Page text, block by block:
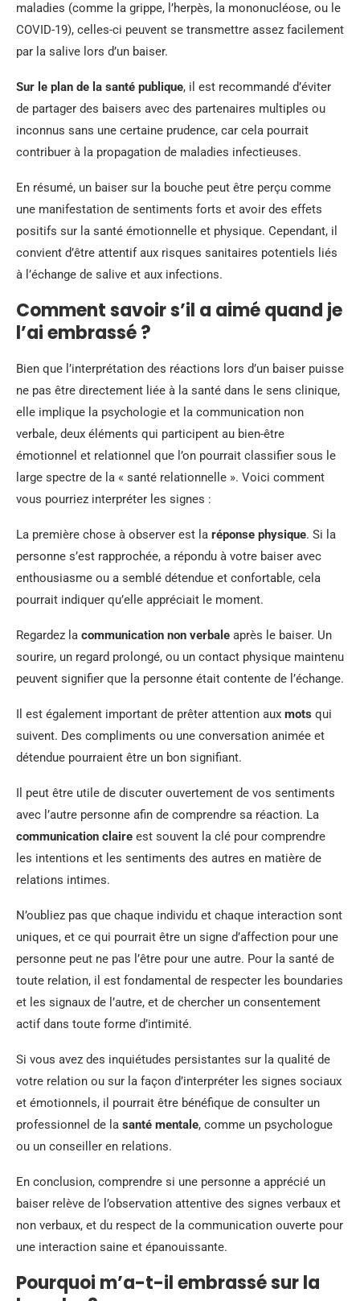
maladies (comme la grippe, l’herpès, la mononucléose, ou le
COVID-19), celles-ci peuvent se transmettre assez facilement
par la salive lors d’un baiser.
Sur le plan de la santé publique, il est recommandé d’éviter
de partager des baisers avec des partenaires multiples ou
inconnus sans une certaine prudence, car cela pourrait
contribuer à la propagation de maladies infectieuses.
En résumé, un baiser sur la bouche peut être perçu comme
une manifestation de sentiments forts et avoir des effets
positifs sur la santé émotionnelle et physique. Cependant, il
convient d’être attentif aux risques sanitaires potentiels liés
à l’échange de salive et aux infections.
Comment savoir s’il a aimé quand je
l’ai embrassé ?
Bien que l’interprétation des réactions lors d’un baiser puisse
ne pas être directement liée à la santé dans le sens clinique,
elle implique la psychologie et la communication non
verbale, deux éléments qui participent au bien-être
émotionnel et relationnel que l’on pourrait classifier sous le
large spectre de la « santé relationnelle ». Voici comment
vous pourriez interpréter les signes :
La première chose à observer est la réponse physique. Si la
personne s’est rapprochée, a répondu à votre baiser avec
enthousiasme ou a semblé détendue et confortable, cela
pourrait indiquer qu’elle appréciait le moment.
Regardez la communication non verbale après le baiser. Un
sourire, un regard prolongé, ou un contact physique maintenu
peuvent signifier que la personne était contente de l’échange.
Il est également important de prêter attention aux mots qui
suivent. Des compliments ou une conversation animée et
détendue pourraient être un bon signifiant.
Il peut être utile de discuter ouvertement de vos sentiments
avec l’autre personne afin de comprendre sa réaction. La
communication claire est souvent la clé pour comprendre
les intentions et les sentiments des autres en matière de
relations intimes.
N’oubliez pas que chaque individu et chaque interaction sont
uniques, et ce qui pourrait être un signe d’affection pour une
personne peut ne pas l’être pour une autre. Pour la santé de
toute relation, il est fondamental de respecter les boundaries
et les signaux de l’autre, et de chercher un consentement
actif dans toute forme d’intimité.
Si vous avez des inquiétudes persistantes sur la qualité de
votre relation ou sur la façon d’interpréter les signes sociaux
et émotionnels, il pourrait être bénéfique de consulter un
professionnel de la santé mentale, comme un psychologue
ou un conseiller en relations.
En conclusion, comprendre si une personne a apprécié un
baiser relève de l’observation attentive des signes verbaux et
non verbaux, et du respect de la communication ouverte pour
une interaction saine et épanouissante.
Pourquoi m’a-t-il embrassé sur la